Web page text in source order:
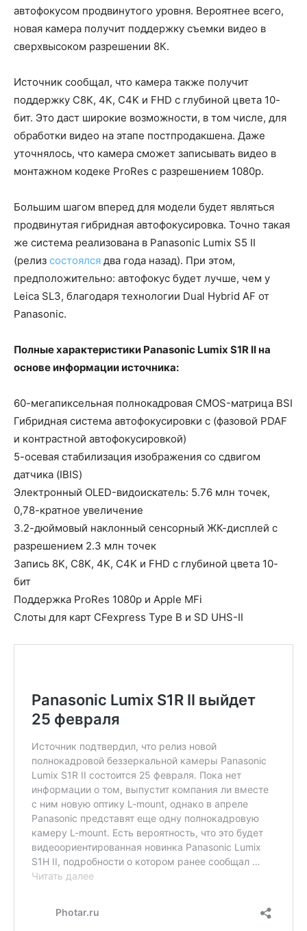
автофокусом продвинутого уровня. Вероятнее всего,
новая камера получит поддержку съемки видео в
сверхвысоком разрешении 8К.
Источник сообщал, что камера также получит
поддержку C8K, 4K, C4K и FHD c глубиной цвета 10-
бит. Это даст широкие возможности, в том числе, для
обработки видео на этапе постпродакшена. Даже
уточнялось, что камера сможет записывать видео в
монтажном кодеке ProRes с разрешением 1080p.
Большим шагом вперед для модели будет являться
продвинутая гибридная автофокусировка. Точно такая
же система реализована в Panasonic Lumix S5 II
(релиз состоялся два года назад). При этом,
предположительно: автофокус будет лучше, чем у
Leica SL3, благодаря технологии Dual Hybrid AF от
Panasonic.
Полные характеристики Panasonic Lumix S1R II на
основе информации источника:
60-мегапиксельная полнокадровая CMOS-матрица BSI
Гибридная система автофокусировки с (фазовой PDAF
и контрастной автофокусировкой)
5-осевая стабилизация изображения со сдвигом
датчика (IBIS)
Электронный OLED-видоискатель: 5.76 млн точек,
0,78-кратное увеличение
3.2-дюймовый наклонный сенсорный ЖК-дисплей с
разрешением 2.3 млн точек
Запись 8K, C8K, 4K, C4K и FHD c глубиной цвета 10-
бит
Поддержка ProRes 1080p и Apple MFi
Слоты для карт CFexpress Type B и SD UHS-II